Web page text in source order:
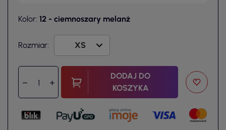
Kolor: 12 - ciemnoszary melanż
Rozmiar:
DODAJ DO
KOSZYKA